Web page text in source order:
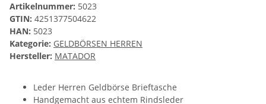
Artikelnummer: 5023
GTIN: 4251377504622
HAN: 5023
Kategorie: GELDBÖRSEN HERREN
Hersteller: MATADOR
Leder Herren Geldbörse Brieftasche
Handgemacht aus echtem Rindsleder